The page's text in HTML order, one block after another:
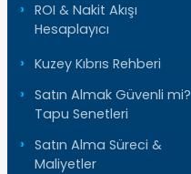
ROI & Nakit Akışı
Hesaplayıcı
Kuzey Kıbrıs Rehberi
Satın Almak Güvenli mi?
Tapu Senetleri
Satın Alma Süreci &
Maliyetler